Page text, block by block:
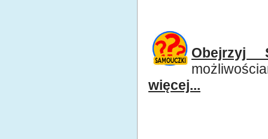
Obejrzyj
więcej...